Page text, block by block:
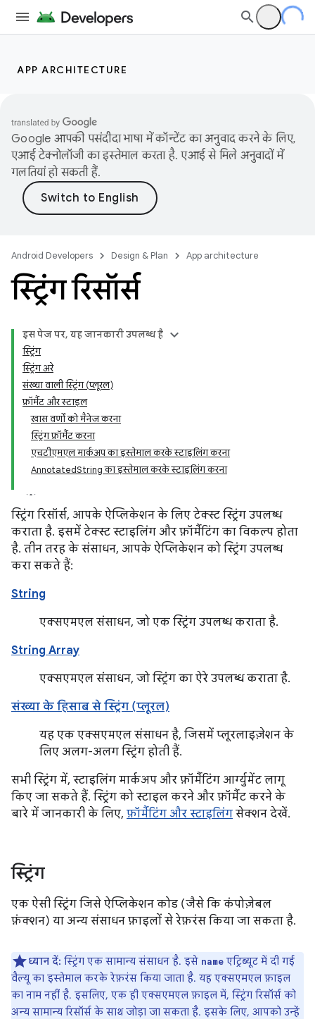
APP ARCHITECTURE
Google आपकी पसंदीदा भाषा में कॉन्टेंट का अनुवाद करने के लिए,
एआई टेक्नोलॉजी का इस्तेमाल करता है. एआई से मिले अनुवादों में
गलतियां हो सकती हैं.
Android Developers Design & Plan App architecture
स्ट्रिंग रिसॉर्स
इस पेज पर, यह जानकारी उपलब्ध है
स्ट्रिंग
स्ट्रिंग अरे
संख्या वाली स्ट्रिंग (प्लूरल)
फ़ॉर्मैट और स्टाइल
खास वर्णों को मैनेज करना
स्ट्रिंग फ़ॉर्मैट करना
एचटीएमएल मार्कअप का इस्तेमाल करके स्टाइलिंग करना
AnnotatedString का इस्तेमाल करके स्टाइलिंग करना
स्ट्रिंग रिसॉर्स, आपके ऐप्लिकेशन के लिए टेक्स्ट स्ट्रिंग उपलब्ध
कराता है. इसमें टेक्स्ट स्टाइलिंग और फ़ॉर्मैटिंग का विकल्प होता
है. तीन तरह के संसाधन, आपके ऐप्लिकेशन को स्ट्रिंग उपलब्ध
करा सकते हैं:
String
एक्सएमएल संसाधन, जो एक स्ट्रिंग उपलब्ध कराता है.
String Array
एक्सएमएल संसाधन, जो स्ट्रिंग का ऐरे उपलब्ध कराता है.
संख्या के हिसाब से स्ट्रिंग (प्लूरल)
यह एक एक्सएमएल संसाधन है, जिसमें प्लूरलाइज़ेशन के
लिए अलग-अलग स्ट्रिंग होती हैं.
सभी स्ट्रिंग में, स्टाइलिंग मार्कअप और फ़ॉर्मैटिंग आर्ग्युमेंट लागू
किए जा सकते हैं. स्ट्रिंग को स्टाइल करने और फ़ॉर्मैट करने के
बारे में जानकारी के लिए, फ़ॉर्मैटिंग और स्टाइलिंग सेक्शन देखें.
स्ट्रिंग
एक ऐसी स्ट्रिंग जिसे ऐप्लिकेशन कोड (जैसे कि कंपोज़ेबल
फ़ंक्शन) या अन्य संसाधन फ़ाइलों से रेफ़रंस किया जा सकता है.
ध्यान दें: स्ट्रिंग एक सामान्य संसाधन है. इसे name एट्रिब्यूट में दी गई
वैल्यू का इस्तेमाल करके रेफ़रंस किया जाता है. यह एक्सएमएल फ़ाइल
का नाम नहीं है. इसलिए, एक ही एक्सएमएल फ़ाइल में, स्ट्रिंग रिसॉर्स को
अन्य सामान्य रिसॉर्स के साथ जोड़ा जा सकता है. इसके लिए, आपको उन्हें